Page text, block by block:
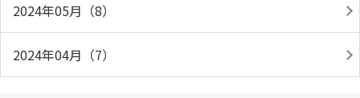
2024年05月（8）
2024年04月（7）